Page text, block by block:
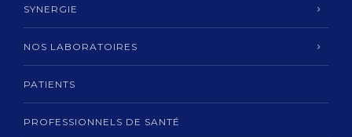
SYNERGIE
NOS LABORATOIRES
PATIENTS
PROFESSIONNELS DE SANTÉ